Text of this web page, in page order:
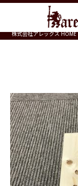
株式会社アレックス HOME